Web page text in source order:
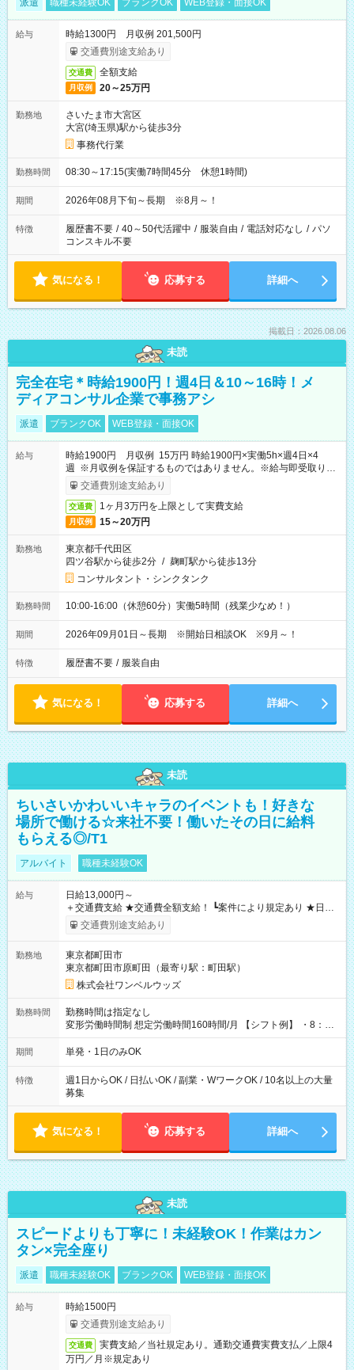
派遣 職種未経験OK ブランクOK WEB登録・面接OK
給与
時給1300円 月収例 201,500円
交通費別途支給あり
交通費 全額支給
月収例 20～25万円
勤務地
さいたま市大宮区
大宮(埼玉県)駅から徒歩3分
事務代行業
勤務時間 08:30～17:15(実働7時間45分 休憩1時間)
期間 2026年08月下旬～長期 ※8月～！
特徴 履歴書不要 / 40～50代活躍中 / 服装自由 / 電話対応なし / パソ
コンスキル不要
気になる！ 応募する 詳細へ
掲載日：2026.08.06
未読
完全在宅＊時給1900円！週4日＆10～16時！メ
ディアコンサル企業で事務アシ
派遣 ブランクOK WEB登録・面接OK
給与
時給1900円 月収例 15万円 時給1900円×実働5h×週4日×4
週 ※月収例を保証するものではありません。※給与即受取りサ
ービス利用可（利用条件有）
交通費別途支給あり
交通費 1ヶ月3万円を上限として実費支給
月収例 15～20万円
勤務地
東京都千代田区
四ツ谷駅から徒歩2分 / 麹町駅から徒歩13分
コンサルタント・シンクタンク
勤務時間 10:00-16:00（休憩60分）実働5時間（残業少なめ！）
期間 2026年09月01日～長期 ※開始日相談OK ※9月～！
特徴 履歴書不要 / 服装自由
気になる！ 応募する 詳細へ
未読
ちいさいかわいいキャラのイベントも！好きな
場所で働ける☆来社不要！働いたその日に給料
もらえる◎/T1
アルバイト 職種未経験OK
給与
日給13,000円～
＋交通費支給 ★交通費全額支給！ ┗案件により規定あり ★日払
いOK！（規定あり） ┗働いたその日に現金GET♪ お仕事後はコ
ンビニATMから 日払い分を引き落とせます！ 【試用期間】試
交通費別途支給あり
勤務地
東京都町田市
東京都町田市原町田（最寄り駅：町田駅）
株式会社ワンベルウッズ
勤務時間
勤務時間は指定なし
変形労働時間制 想定労働時間160時間/月 【シフト例】 ・8：00
～21：00
期間 単発・1日のみOK
特徴
週1日からOK / 日払いOK / 副業・WワークOK / 10名以上の大量
募集
気になる！ 応募する 詳細へ
未読
スピードよりも丁寧に！未経験OK！作業はカン
タン×完全座り
派遣 職種未経験OK ブランクOK WEB登録・面接OK
給与
時給1500円
交通費別途支給あり
交通費
実費支給／当社規定あり。通勤交通費実費支払／上限4
万円／月※規定あり